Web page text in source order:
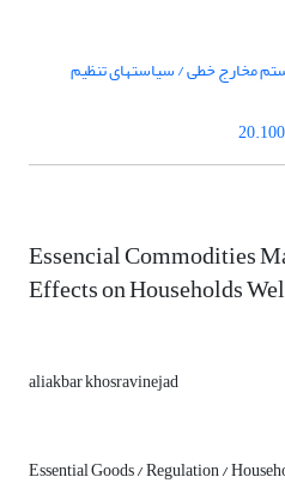
مخارج خطی / سیاست‏های تنظیم
Essencial Commodities
Effects on Households
aliakbar khosravinejad
Essential Goods / Regulation /